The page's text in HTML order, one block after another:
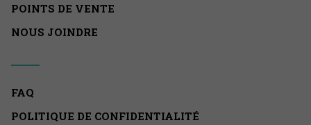
POINTS DE VENTE
NOUS JOINDRE
FAQ
POLITIQUE DE CONFIDENTIALITÉ